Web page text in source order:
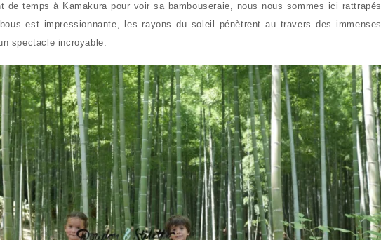
de temps à Kamakura pour voir sa bambouseraie, nous nous sommes ici rattrapés
est impressionnante, les rayons du soleil pénètrent au travers des immenses
spectacle incroyable.